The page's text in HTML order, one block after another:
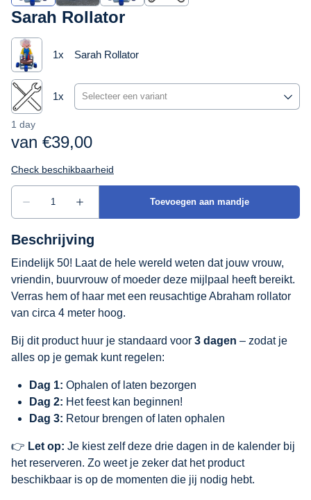
Sarah Rollator
Beschrijving
Eindelijk 50! Laat de hele wereld weten dat jouw vrouw,
vriendin, buurvrouw of moeder deze mijlpaal heeft bereikt.
Verras hem of haar met een reusachtige Abraham rollator
van circa 4 meter hoog.
Bij dit product huur je standaard voor 3 dagen – zodat je
alles op je gemak kunt regelen:
Dag 1: Ophalen of laten bezorgen
Dag 2: Het feest kan beginnen!
Dag 3: Retour brengen of laten ophalen
👉 Let op: Je kiest zelf deze drie dagen in de kalender bij
het reserveren. Zo weet je zeker dat het product
beschikbaar is op de momenten die jij nodig hebt.